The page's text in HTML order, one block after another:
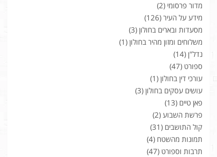
מדור פרסומי (2)
מידע על העיר (126)
מסעדות ובארים בחולון (3)
משלוחים ומזון מהיר בחולון (1)
נדל"ן (14)
ספורט (47)
עורכי דין בחולון (1)
עושים עסקים בחולון (3)
פאן טיים (13)
פרשת השבוע (2)
קול התושבים (31)
תמונות מהשטח (4)
תרבות וספורט (47)